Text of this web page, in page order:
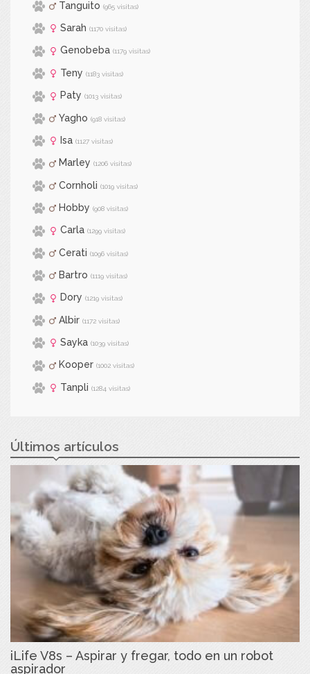
Tanguito (965 visitas)
Sarah (1170 visitas)
Genobeba (1179 visitas)
Teny (1183 visitas)
Paty (1013 visitas)
Yagho (918 visitas)
Isa (1127 visitas)
Marley (1206 visitas)
Cornholi (1019 visitas)
Hobby (908 visitas)
Carla (1299 visitas)
Cerati (1096 visitas)
Bartro (1119 visitas)
Dory (1219 visitas)
Albir (1172 visitas)
Sayka (1039 visitas)
Kooper (1002 visitas)
Tanpli (1284 visitas)
Últimos artículos
iLife V8s – Aspirar y fregar, todo en un robot
aspirador